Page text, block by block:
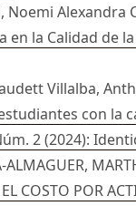
Noemi Alexandra
en la Calidad de
Villalba,
con la
2 (2024):
ALMAGUER,
COSTO POR